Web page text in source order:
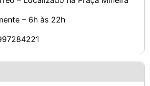
– 6h às 22h